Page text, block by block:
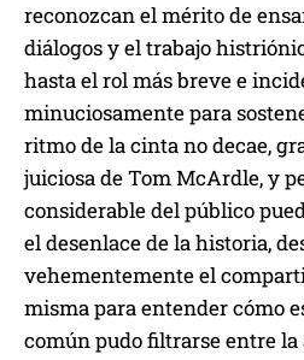
reconozcan el mérito de
diálogos y el trabajo
hasta el rol más breve e
minuciosamente para
ritmo de la cinta no decae,
juiciosa de Tom McArdle, y
considerable del público
el desenlace de la historia,
vehementemente el
misma para entender cómo
común pudo filtrarse entre la